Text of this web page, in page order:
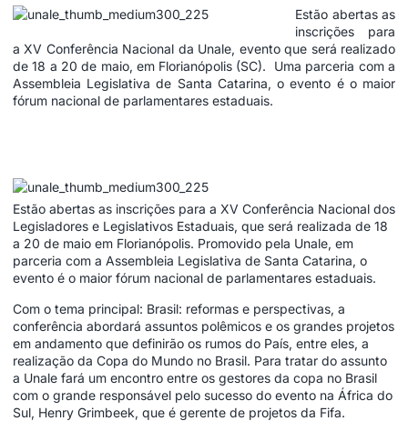
Estão abertas as
inscrições para
a XV Conferência Nacional da Unale, evento que será realizado
de 18 a 20 de maio, em Florianópolis (SC). Uma parceria com a
Assembleia Legislativa de Santa Catarina, o evento é o maior
fórum nacional de parlamentares estaduais.
Estão abertas as inscrições para a XV Conferência Nacional dos
Legisladores e Legislativos Estaduais, que será realizada de 18
a 20 de maio em Florianópolis. Promovido pela Unale, em
parceria com a Assembleia Legislativa de Santa Catarina, o
evento é o maior fórum nacional de parlamentares estaduais.
Com o tema principal: Brasil: reformas e perspectivas, a
conferência abordará assuntos polêmicos e os grandes projetos
em andamento que definirão os rumos do País, entre eles, a
realização da Copa do Mundo no Brasil. Para tratar do assunto
a Unale fará um encontro entre os gestores da copa no Brasil
com o grande responsável pelo sucesso do evento na África do
Sul, Henry Grimbeek, que é gerente de projetos da Fifa.